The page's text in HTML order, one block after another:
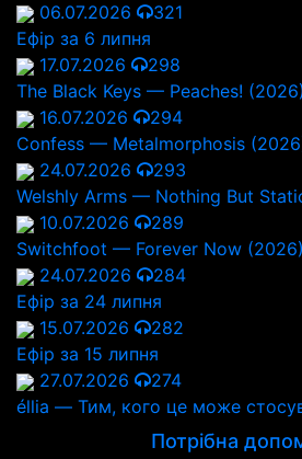
06.07.2026
321
Ефір за 6 липня
17.07.2026
298
The Black Keys — Peaches! (2026)
16.07.2026
294
Confess — Metalmorphosis
24.07.2026
293
Welshly Arms — Nothing But
10.07.2026
289
Switchfoot — Forever Now (2026)
24.07.2026
284
Ефір за 24 липня
15.07.2026
282
Ефір за 15 липня
27.07.2026
274
éllia — Тим, кого це може
Потрібна